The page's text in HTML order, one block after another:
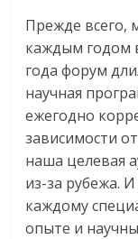
Прежде всего,
каждым годом
года форум
научная
ежегодно
зависимости
наша целевая
из-за рубежа.
каждому
опыте и